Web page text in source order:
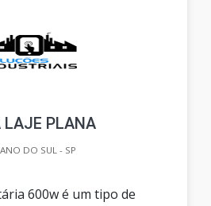
LAJE PLANA
DO SUL - SP
600w é um tipo de